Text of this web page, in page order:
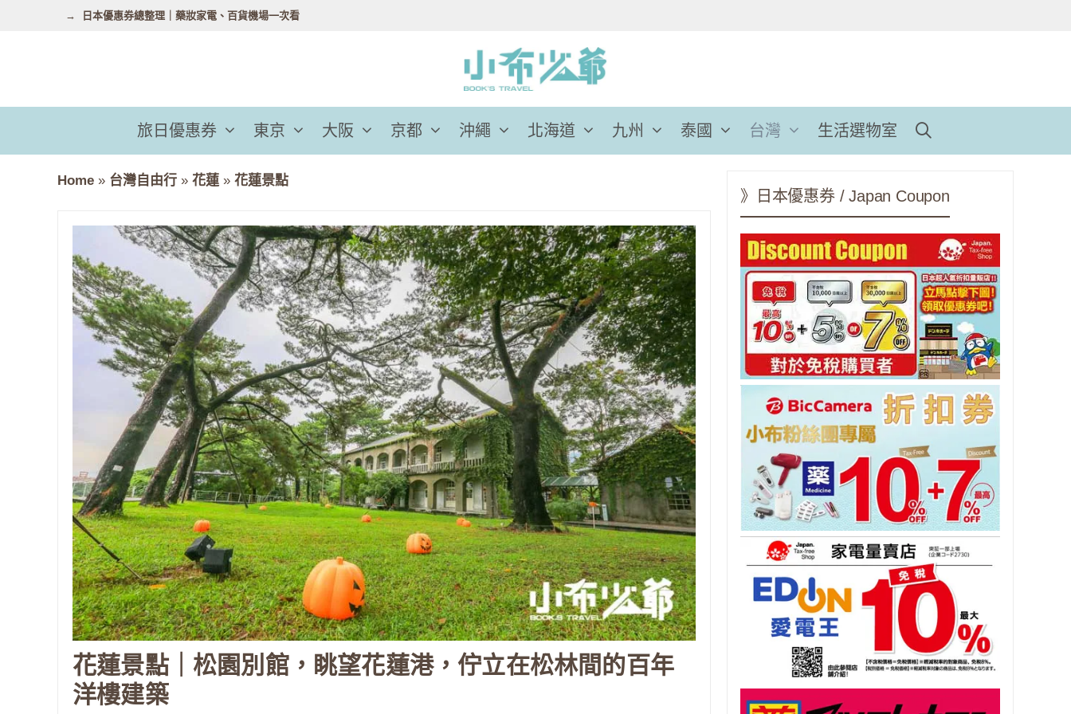
容
日本優惠券總整理｜藥妝家電、百貨機場一次看
旅日優惠券 東京 大阪 京都 沖繩 北海道 九州 泰國 台灣 生活選物室
Home » 台灣自由行 » 花蓮 » 花蓮景點
花蓮景點｜松園別館，眺望花蓮港，佇立在松林間的百年
洋樓建築
》日本優惠券 / Japan Coupon